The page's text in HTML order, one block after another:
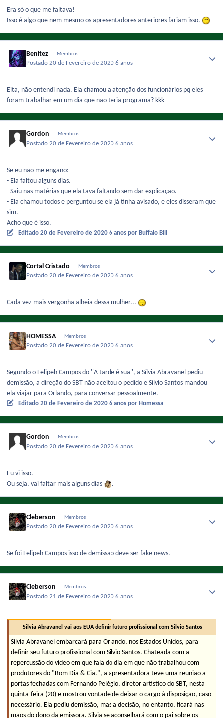
Era só o que me faltava!
Isso é algo que nem mesmo os apresentadores anteriores fariam isso.
Benitez Membros
Postado20 de Fevereiro de 20206 anos
Eita, não entendi nada. Ela chamou a atenção dos funcionários pq eles
foram trabalhar em um dia que não teria programa? kkk
Gordon Membros
Postado20 de Fevereiro de 20206 anos
Se eu não me engano:
- Ela faltou alguns dias.
- Saiu nas matérias que ela tava faltando sem dar explicação.
- Ela chamou todos e perguntou se ela já tinha avisado, e eles disseram que
sim.
Acho que é isso.
Editado 20 de Fevereiro de 2020 6 anos por Buffalo Bill
Cortal Cristado Membros
Postado20 de Fevereiro de 20206 anos
Cada vez mais vergonha alheia dessa mulher...
HOMESSA Membros
Postado20 de Fevereiro de 20206 anos
Segundo o Felipeh Campos do ''A tarde é sua'', a Sílvia Abravanel pediu
demissão, a direção do SBT não aceitou o pedido e Sílvio Santos mandou
ela viajar para Orlando, para conversar pessoalmente.
Editado 20 de Fevereiro de 2020 6 anos por Homessa
Gordon Membros
Postado20 de Fevereiro de 20206 anos
Eu vi isso.
Ou seja, vai faltar mais alguns dias
.
Cleberson Membros
Postado20 de Fevereiro de 20206 anos
Se foi Felipeh Campos isso de demissão deve ser fake news.
Cleberson Membros
Postado21 de Fevereiro de 20206 anos
Silvia Abravanel vai aos EUA definir futuro profissional com Silvio Santos
Silvia Abravanel embarcará para Orlando, nos Estados Unidos, para
definir seu futuro profissional com Silvio Santos. Chateada com a
repercussão do vídeo em que fala do dia em que não trabalhou com
produtores do "Bom Dia & Cia.", a apresentadora teve uma reunião a
portas fechadas com Fernando Pelégio, diretor artístico do SBT, nesta
quinta-feira (20) e mostrou vontade de deixar o cargo à disposição, caso
necessário. Ela pediu demissão, mas a decisão, no entanto, ficará nas
mãos do dono da emissora. Silvia se aconselhará com o pai sobre os